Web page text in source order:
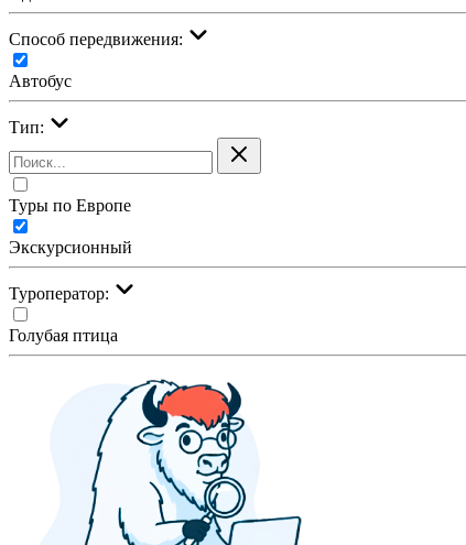
Cпособ передвижения:
Автобус
Тип:
Туры по Европе
Экскурсионный
Туроператор:
Голубая птица